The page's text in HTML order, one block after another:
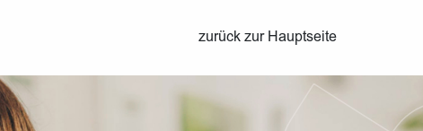
zurück zur Hauptseite